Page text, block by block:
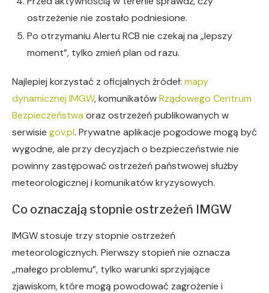
ostrzeżenie nie zostało podniesione.
Po otrzymaniu Alertu RCB nie czekaj na „lepszy
moment”, tylko zmień plan od razu.
Najlepiej korzystać z oficjalnych źródeł: mapy
dynamicznej IMGW, komunikatówRządowego Centrum
Bezpieczeństwa oraz ostrzeżeń publikowanych w
serwisie gov.pl. Prywatne aplikacje pogodowe mogą być
wygodne, ale przy decyzjach o bezpieczeństwie nie
powinny zastępować ostrzeżeń państwowej służby
meteorologicznej i komunikatów kryzysowych.
Co oznaczają stopnie ostrzeżeń IMGW
IMGW stosuje trzy stopnie ostrzeżeń
meteorologicznych. Pierwszy stopień nie oznacza
„małego problemu”, tylko warunki sprzyjające
zjawiskom, które mogą powodować zagrożenie i